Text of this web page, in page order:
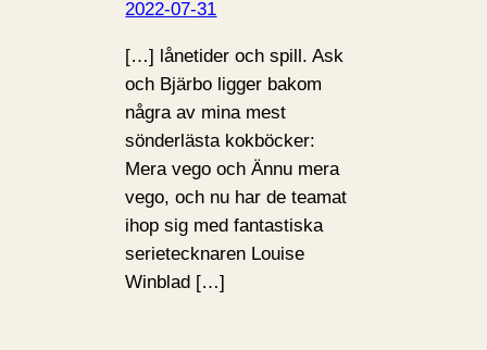
2022-07-31
[…] lånetider och spill. Ask
och Bjärbo ligger bakom
några av mina mest
sönderlästa kokböcker:
Mera vego och Ännu mera
vego, och nu har de teamat
ihop sig med fantastiska
serietecknaren Louise
Winblad […]